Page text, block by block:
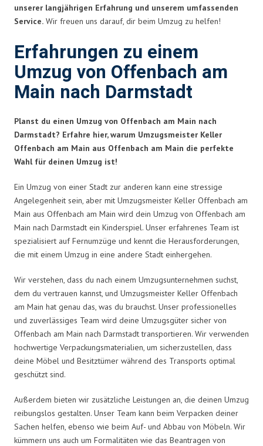
unserer langjährigen Erfahrung und unserem umfassenden
Service. Wir freuen uns darauf, dir beim Umzug zu helfen!
Erfahrungen zu einem
Umzug von Offenbach am
Main nach Darmstadt
Planst du einen Umzug von Offenbach am Main nach
Darmstadt? Erfahre hier, warum Umzugsmeister Keller
Offenbach am Main aus Offenbach am Main die perfekte
Wahl für deinen Umzug ist!
Ein Umzug von einer Stadt zur anderen kann eine stressige
Angelegenheit sein, aber mit Umzugsmeister Keller Offenbach am
Main aus Offenbach am Main wird dein Umzug von Offenbach am
Main nach Darmstadt ein Kinderspiel. Unser erfahrenes Team ist
spezialisiert auf Fernumzüge und kennt die Herausforderungen,
die mit einem Umzug in eine andere Stadt einhergehen.
Wir verstehen, dass du nach einem Umzugsunternehmen suchst,
dem du vertrauen kannst, und Umzugsmeister Keller Offenbach
am Main hat genau das, was du brauchst. Unser professionelles
und zuverlässiges Team wird deine Umzugsgüter sicher von
Offenbach am Main nach Darmstadt transportieren. Wir verwenden
hochwertige Verpackungsmaterialien, um sicherzustellen, dass
deine Möbel und Besitztümer während des Transports optimal
geschützt sind.
Außerdem bieten wir zusätzliche Leistungen an, die deinen Umzug
reibungslos gestalten. Unser Team kann beim Verpacken deiner
Sachen helfen, ebenso wie beim Auf- und Abbau von Möbeln. Wir
kümmern uns auch um Formalitäten wie das Beantragen von